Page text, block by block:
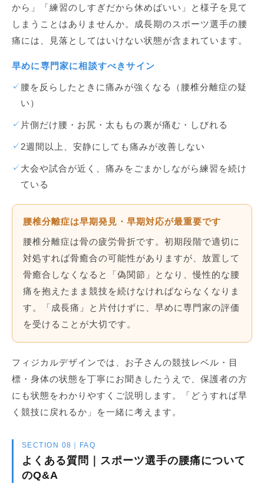
から」「練習のしすぎだから休めばいい」と様子を見て
しまうことはありませんか。成長期のスポーツ選手の腰
痛には、見落としてはいけない状態が含まれています。
早めに専門家に相談すべきサイン
✓ 腰を反らしたときに痛みが強くなる（腰椎分離症の疑
い）
✓ 片側だけ腰・お尻・太ももの裏が痛む・しびれる
✓ 2週間以上、安静にしても痛みが改善しない
✓ 大会や試合が近く、痛みをごまかしながら練習を続け
ている
腰椎分離症は早期発見・早期対応が最重要です
腰椎分離症は骨の疲労骨折です。初期段階で適切に
対処すれば骨癒合の可能性がありますが、放置して
骨癒合しなくなると「偽関節」となり、慢性的な腰
痛を抱えたまま競技を続けなければならなくなりま
す。「成長痛」と片付けずに、早めに専門家の評価
を受けることが大切です。
フィジカルデザインでは、お子さんの競技レベル・目
標・身体の状態を丁寧にお聞きしたうえで、保護者の方
にも状態をわかりやすくご説明します。「どうすれば早
く競技に戻れるか」を一緒に考えます。
SECTION 08｜FAQ
よくある質問｜スポーツ選手の腰痛について
のQ&A